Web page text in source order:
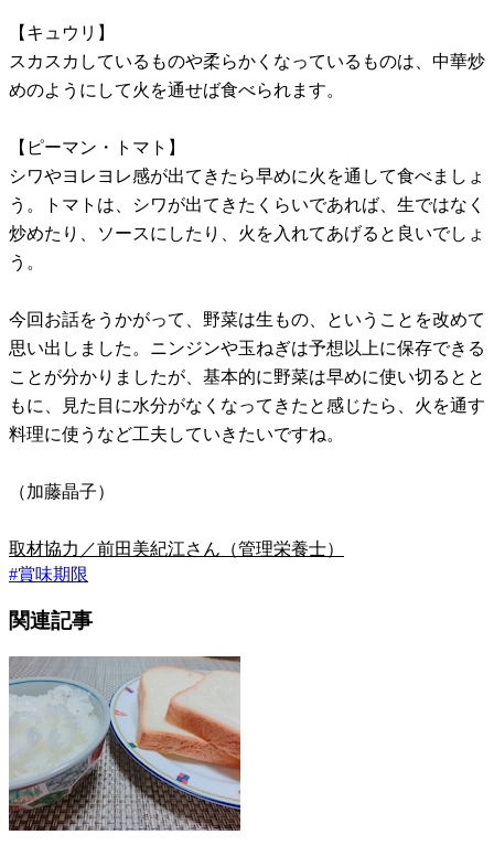
【キュウリ】
スカスカしているものや柔らかくなっているものは、中華炒
めのようにして火を通せば食べられます。
【ピーマン・トマト】
シワやヨレヨレ感が出てきたら早めに火を通して食べましょ
う。トマトは、シワが出てきたくらいであれば、生ではなく
炒めたり、ソースにしたり、火を入れてあげると良いでしょ
う。
今回お話をうかがって、野菜は生もの、ということを改めて
思い出しました。ニンジンや玉ねぎは予想以上に保存できる
ことが分かりましたが、基本的に野菜は早めに使い切るとと
もに、見た目に水分がなくなってきたと感じたら、火を通す
料理に使うなど工夫していきたいですね。
（加藤晶子）
取材協力／前田美紀江さん（管理栄養士）
#賞味期限
関連記事